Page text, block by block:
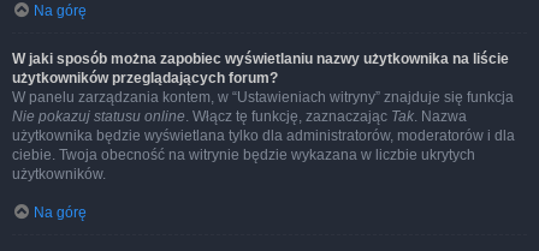
Na górę
W jaki sposób można zapobiec wyświetlaniu nazwy użytkownika na liście
użytkowników przeglądających forum?
W panelu zarządzania kontem, w “Ustawieniach witryny” znajduje się funkcja
Nie pokazuj statusu online. Włącz tę funkcję, zaznaczając Tak. Nazwa
użytkownika będzie wyświetlana tylko dla administratorów, moderatorów i dla
ciebie. Twoja obecność na witrynie będzie wykazana w liczbie ukrytych
użytkowników.
Na górę